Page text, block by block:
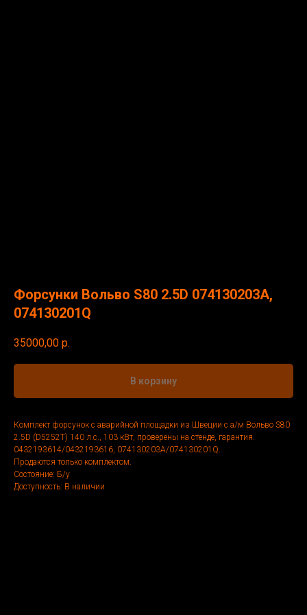
Форсунки Вольво S80 2.5D 074130203A,
074130201Q
35000,00 р.
В корзину
Комплект форсунок с аварийной площадки из Швеции с а/м Вольво S80
2.5D (D5252T) 140 л.с., 103 кВт, проверены на стенде, гарантия.
0432193614/0432193616, 074130203А/074130201Q.
Продаются только комплектом.
Состояние: Б/у
Доступность: В наличии